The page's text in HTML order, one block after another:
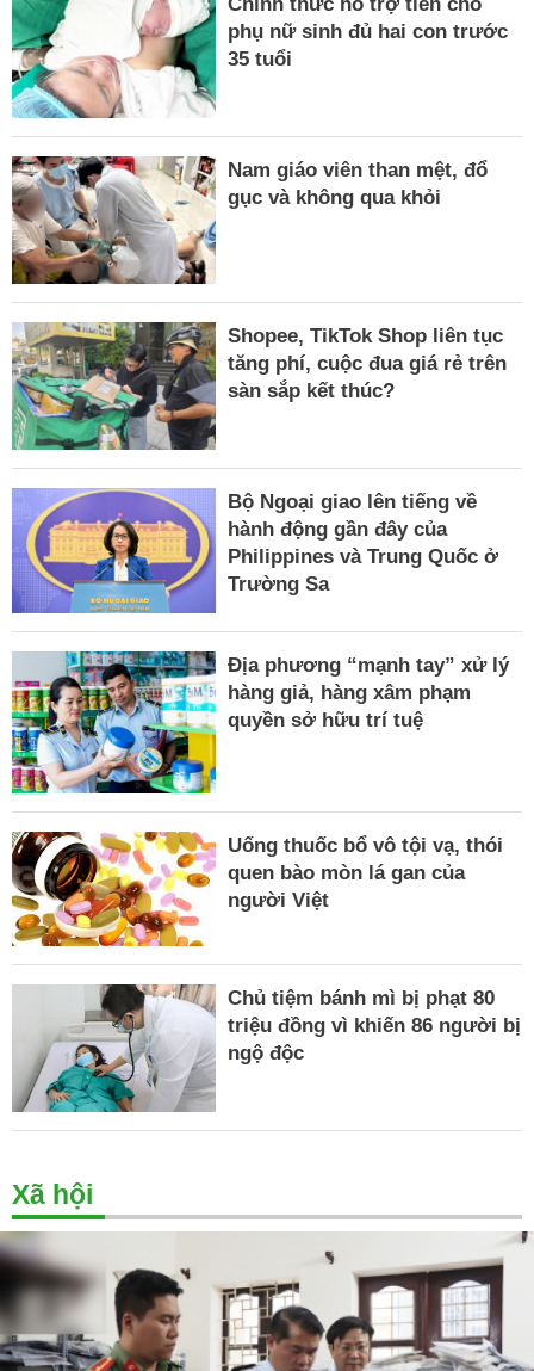
phụ nữ sinh đủ hai con trước
35 tuổi
Nam giáo viên than mệt, đổ
gục và không qua khỏi
Shopee, TikTok Shop liên tục
tăng phí, cuộc đua giá rẻ trên
sàn sắp kết thúc?
Bộ Ngoại giao lên tiếng về
hành động gần đây của
Philippines và Trung Quốc ở
Trường Sa
Địa phương “mạnh tay” xử lý
hàng giả, hàng xâm phạm
quyền sở hữu trí tuệ
Uống thuốc bổ vô tội vạ, thói
quen bào mòn lá gan của
người Việt
Chủ tiệm bánh mì bị phạt 80
triệu đồng vì khiến 86 người bị
ngộ độc
Xã hội